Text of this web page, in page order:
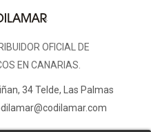
OFICIAL DE
EN CANARIAS.
34 Telde, Las Palmas